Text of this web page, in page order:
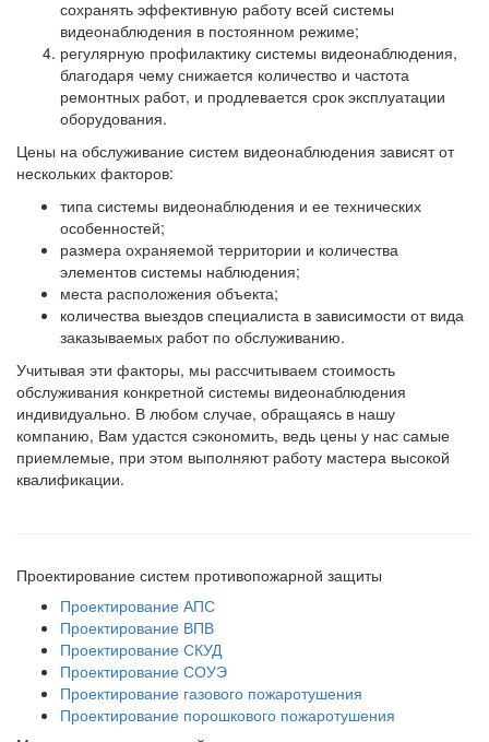
сохранять эффективную работу всей системы
видеонаблюдения в постоянном режиме;
регулярную профилактику системы видеонаблюдения,
благодаря чему снижается количество и частота
ремонтных работ, и продлевается срок эксплуатации
оборудования.
Цены на обслуживание систем видеонаблюдения зависят от
нескольких факторов:
типа системы видеонаблюдения и ее технических
особенностей;
размера охраняемой территории и количества
элементов системы наблюдения;
места расположения объекта;
количества выездов специалиста в зависимости от вида
заказываемых работ по обслуживанию.
Учитывая эти факторы, мы рассчитываем стоимость
обслуживания конкретной системы видеонаблюдения
индивидуально. В любом случае, обращаясь в нашу
компанию, Вам удастся сэкономить, ведь цены у нас самые
приемлемые, при этом выполняют работу мастера высокой
квалификации.
Проектирование систем противопожарной защиты
Проектирование АПС
Проектирование ВПВ
Проектирование СКУД
Проектирование СОУЭ
Проектирование газового пожаротушения
Проектирование порошкового пожаротушения